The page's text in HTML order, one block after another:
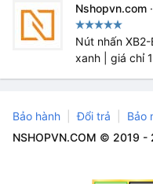
Nshopvn.com ·
Nút nhấn
xanh | giá chỉ
Bảo hành Đổi trả Bảo
NSHOPVN.COM © 2019 -